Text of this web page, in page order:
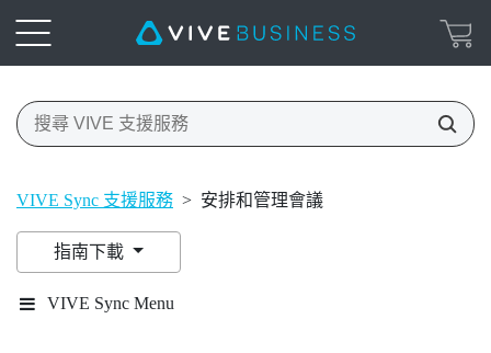
VIVE Sync 支援服務 > 安排和管理會議
指南下載
VIVE Sync Menu